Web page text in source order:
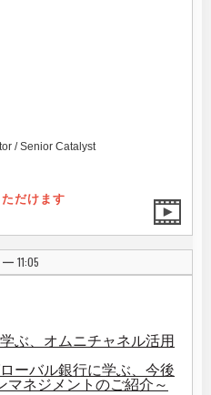
/ Senior Catalyst
だけます
| 11:05
ぶ、オムニチャネル活用
ーバル銀行に学ぶ、今後
マネジメントのご紹介～